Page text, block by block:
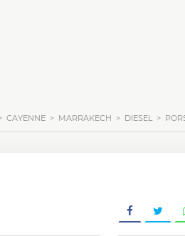
CAYENNE > MARRAKECH > DIESEL >